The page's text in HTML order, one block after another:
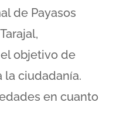
de Payasos
objetivo de
ciudadanía.​
en cuanto